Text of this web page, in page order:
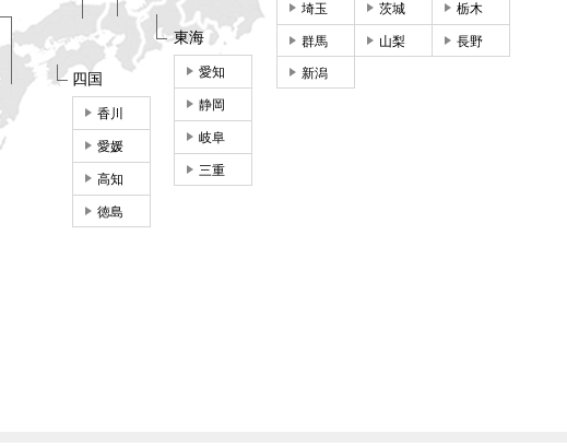
埼玉 茨城 栃木
群馬 山梨 長野
新潟
東海
愛知
静岡
岐阜
三重
四国
香川
愛媛
高知
徳島